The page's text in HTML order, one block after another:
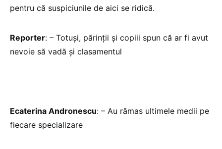
pentru că suspiciunile de aici se ridică.
Reporter: – Totuşi, părinţii şi copiii spun că ar fi avut
nevoie să vadă şi clasamentul
Ecaterina Andronescu: – Au rămas ultimele medii pe
fiecare specializare